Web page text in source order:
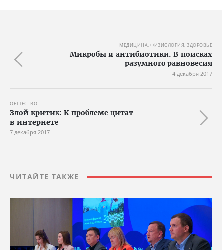
МЕДИЦИНА, ФИЗИОЛОГИЯ, ЗДОРОВЬЕ
Микробы и антибиотики. В поисках
разумного равновесия
4 декабря 2017
ОБЩЕСТВО
Злой критик: К проблеме цитат
в интернете
7 декабря 2017
ЧИТАЙТЕ ТАКЖЕ